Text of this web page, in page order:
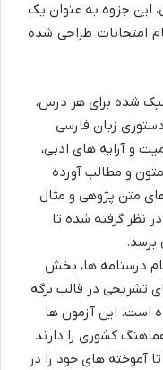
این جزوه به عنوان یک
امتحانات طراحی شده
شده برای هر درس،
زبان فارسی
و آرایه های ادبی،
و مطالب آورده
متن پژوهی و مثال
نظر گرفته شده تا
برسد.
درسنامه ها، بخش
تشریحی در قالب برگه
ارائه شده است. این آزمون ها
کشوری را دارند
آموخته های خود را در